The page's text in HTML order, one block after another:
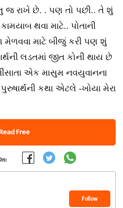
જ રાખે છે. . પણ તો પછી.. તે શું
થવા માટે.. પોતાની
મેળવવા માટે બીજું કરી પણ શું
લડતમાં જીત કોની થાય છે
એક માસુમ નવયુવાનના
કથા એટલે -ખોયા મેરા
Free
Follow